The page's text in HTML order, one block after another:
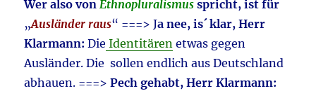
Wer also vonEthnopluralismus spricht, ist für
„Ausländer raus“ ===> Ja nee, is´ klar, Herr
Klarmann: Die Identitären etwas gegen
Ausländer. Die sollen endlich aus Deutschland
abhauen. ===>Pech gehabt, Herr Klarmann: